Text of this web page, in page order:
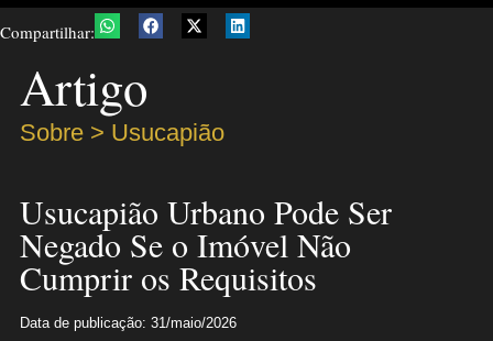
Compartilhar:
Artigo
Sobre > Usucapião
Usucapião Urbano Pode Ser
Negado Se o Imóvel Não
Cumprir os Requisitos
Data de publicação: 31/maio/2026